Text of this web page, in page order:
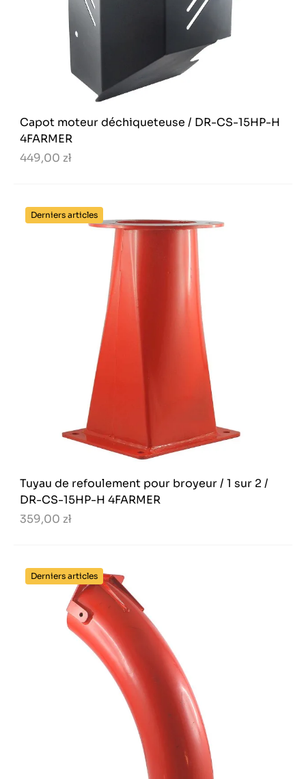
Capot moteur déchiqueteuse / DR-CS-15HP-H
4FARMER
449,00 zł
Derniers articles
Tuyau de refoulement pour broyeur / 1 sur 2 /
DR-CS-15HP-H 4FARMER
359,00 zł
Derniers articles